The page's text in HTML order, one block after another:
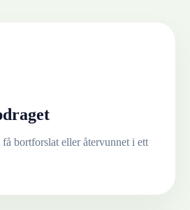
bortforslat eller återvunnet i ett